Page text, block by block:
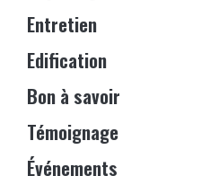
Entretien
Edification
Bon à savoir
Témoignage
Événements